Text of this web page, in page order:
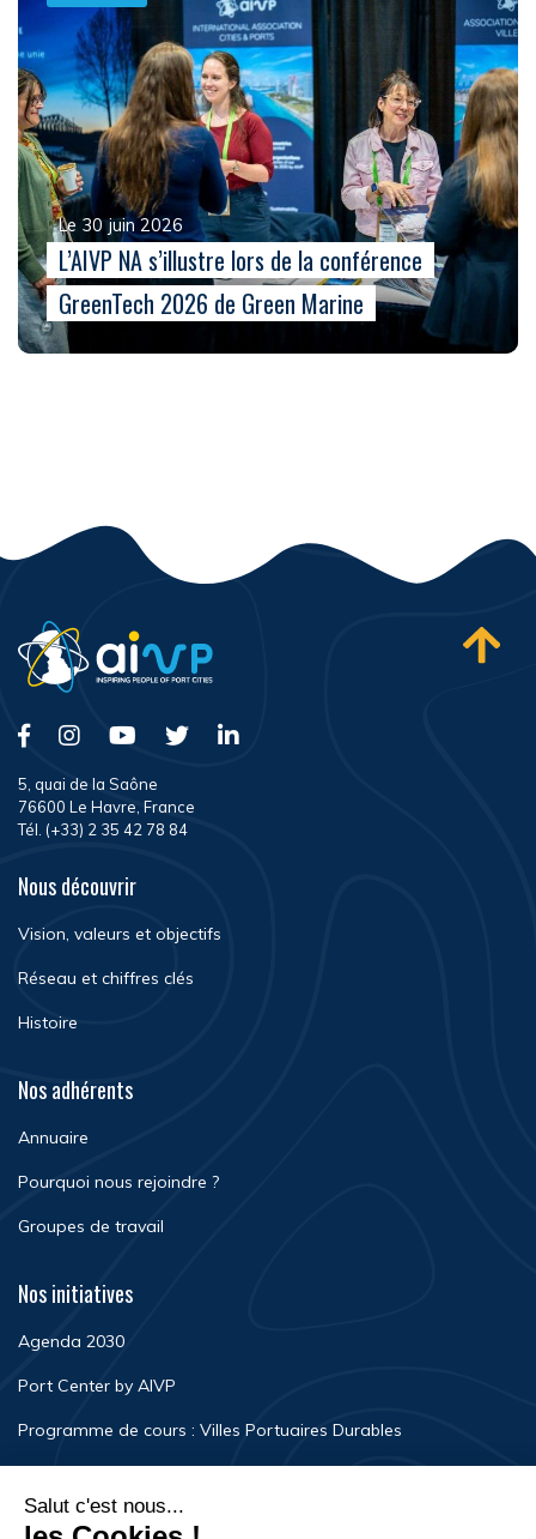
Le 30 juin 2026
L’AIVP NA s’illustre lors de la conférence
GreenTech 2026 de Green Marine
5, quai de la Saône
76600 Le Havre, France
Tél. (+33) 2 35 42 78 84
Nous découvrir
Vision, valeurs et objectifs
Réseau et chiffres clés
Histoire
Nos adhérents
Annuaire
Pourquoi nous rejoindre ?
Groupes de travail
Nos initiatives
Agenda 2030
Port Center by AIVP
Programme de cours : Villes Portuaires Durables
Newsroom